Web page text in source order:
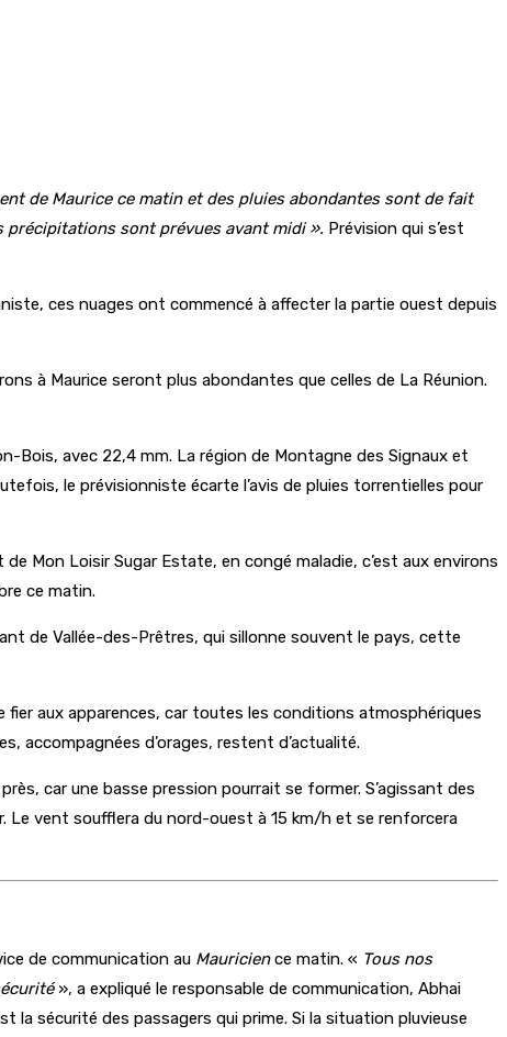
de Maurice ce matin et des pluies abondantes sont de fait
précipitations sont prévues avant midi ». Prévision qui s’est
ces nuages ont commencé à affecter la partie ouest depuis
à Maurice seront plus abondantes que celles de La Réunion.
Bois, avec 22,4 mm. La région de Montagne des Signaux et
le prévisionniste écarte l’avis de pluies torrentielles pour
Mon Loisir Sugar Estate, en congé maladie, c’est aux environs
ce matin.
de Vallée-des-Prêtres, qui sillonne souvent le pays, cette
aux apparences, car toutes les conditions atmosphériques
accompagnées d’orages, restent d’actualité.
car une basse pression pourrait se former. S’agissant des
Le vent soufflera du nord-ouest à 15 km/h et se renforcera
de communication au Mauricience matin. « Tous nos
», a expliqué le responsable de communication, Abhai
la sécurité des passagers qui prime. Si la situation pluvieuse